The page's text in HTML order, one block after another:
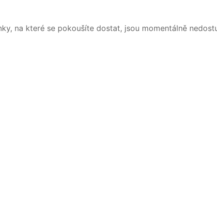
na které se pokoušíte dostat, jsou momentálně